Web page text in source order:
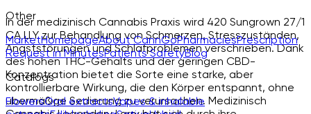
In der medizinisch Cannabis Praxis wird 420 Sungrown 27/1
CA LLY zur Behandlung von Schmerzen, Stresszuständen,
Angststörungen und Schlafproblemen verschrieben. Dank
des hohen THC-Gehalts und der geringen CBD-
Konzentration bietet die Sorte eine starke, aber
kontrollierbare Wirkung, die den Körper entspannt, ohne
übermäßige Sedierung zu verursachen. Medizinisch
Other
MarketHomepageAbout CannGoPharmaciesPrescription
Request in MinutesPatients SafetyBlog
Catalogs
FlowersOral extractsVapes & inhalable